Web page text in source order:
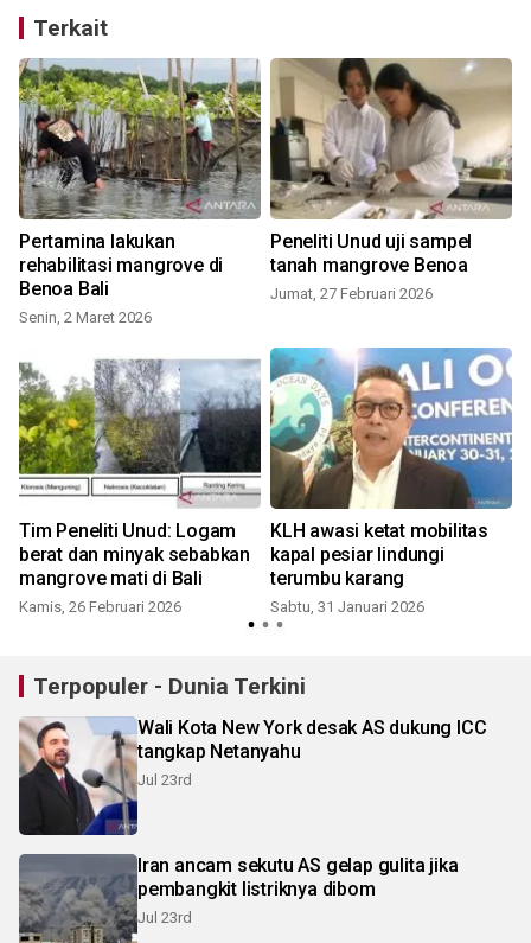
Terkait
Pertamina lakukan
rehabilitasi mangrove di
Benoa Bali
Senin, 2 Maret 2026
Peneliti Unud uji sampel
tanah mangrove Benoa
Jumat, 27 Februari 2026
Tim Peneliti Unud: Logam
berat dan minyak sebabkan
mangrove mati di Bali
Kamis, 26 Februari 2026
KLH awasi ketat mobilitas
kapal pesiar lindungi
terumbu karang
Sabtu, 31 Januari 2026
Terpopuler - Dunia Terkini
Wali Kota New York desak AS dukung ICC
tangkap Netanyahu
Jul 23rd
Iran ancam sekutu AS gelap gulita jika
pembangkit listriknya dibom
Jul 23rd